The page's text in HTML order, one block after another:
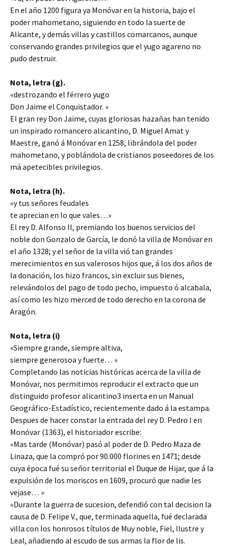
En el año 1200 figura ya Monóvar en la historia, bajo el
poder mahometano, siguiendo en todo la suerte de
Alicante, y demás villas y castillos comarcanos, aunque
conservando grandes privilegios que el yugo agareno no
pudo destruir.
Nota, letra (g).
«destrozando el férrero yugo
Don Jaime el Conquistador. »
El gran rey Don Jaime, cuyas gloriosas hazañas han tenido
un inspirado romancero alicantino, D. Miguel Amat y
Maestre, ganó á Monóvar en 1258, librándola del poder
mahometano, y poblándola de cristianos poseedores de los
má apetecibles privilegios.
Nota, letra (h).
«y tus señores feudales
te aprecian en lo que vales…»
El rey D. Alfonso II, premiando los buenos servicios del
noble don Gonzalo de García, le donó la villa de Monóvar en
el año 1328; y el señor de la villa vió tan grandes
merecimientos en sus valerosos hijos que, á los dos años de
la donación, los hizo francos, sin excluir sus bienes,
relevándolos del pago de todo pecho, impuesto ó alcabala,
así como les hizo merced de todo derecho en la corona de
Aragón.
Nota, letra (i)
«Siempre grande, siempre altiva,
siempre generosoa y fuerte… »
Completando las noticias históricas acerca de la villa de
Monóvar, nos permitimos reproducir el extracto que un
distinguido profesor alicantino3 inserta en un Manual
Geográfico-Estadístico, recientemente dado á la estampa.
Despues de hacer constar la entrada del rey D. Pedro I en
Monóvar (1363), el historiador escribe:
«Mas tarde (Monóvar) pasó al poder de D. Pedro Maza de
Linaza, que la compró por 90.000 florines en 1471; desde
cuya época fué su señor territorial el Duque de Hijar, que á la
expulsión de los moriscos en 1609, procuró que nadie les
vejase… »
«Durante la guerra de sucesion, defendió con tal decision la
causa de D. Felipe V., que, terminada aquella, fué declarada
villa con los honrosos títulos de Muy noble, Fiel, Ilustre y
Leal, añadiendo al escudo de sus armas la flor de lis.